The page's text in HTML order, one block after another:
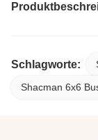
Schlagworte:
Shacman 6x6